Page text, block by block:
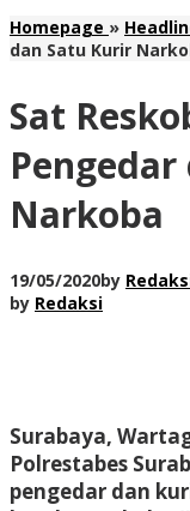
Homepage »
dan Satu Kurir
Sat
Narkoba
19/05/2020by
by Redaksi
Surabaya,
Polrestabes
pengedar dan